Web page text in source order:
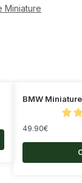
Miniature
BMW
49.90€